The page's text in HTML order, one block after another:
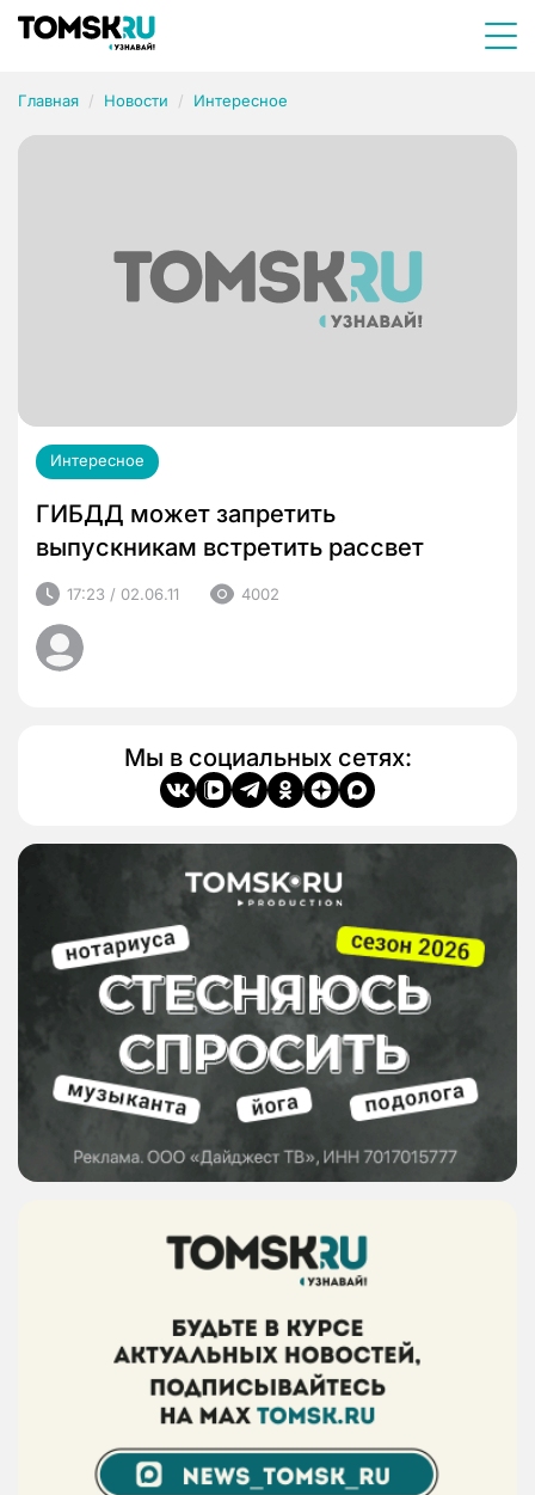
Главная Новости Интересное
Интересное
ГИБДД может запретить
выпускникам встретить рассвет
17:23 / 02.06.11 4002
Мы в социальных сетях: